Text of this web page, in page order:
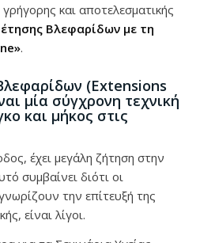
και αποτελεσματικής
Βλεφαρίδων με τη
.
(Extensions
μία σύγχρονη τεχνική
και μήκος στις
έχει μεγάλη ζήτηση στην
συμβαίνει διότι οι
την επίτευξή της
είναι λίγοι.